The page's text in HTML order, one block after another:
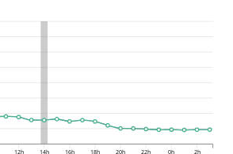
12h 14h 16h 18h 20h 22h 0h 2h